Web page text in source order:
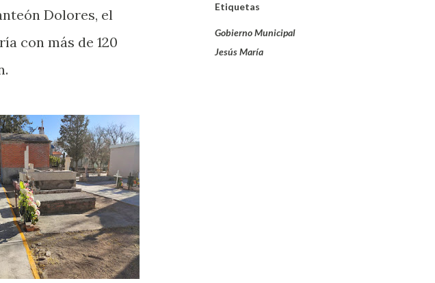
Dolores, el
con más de 120
Etiquetas
Gobierno Municipal
Jesús María